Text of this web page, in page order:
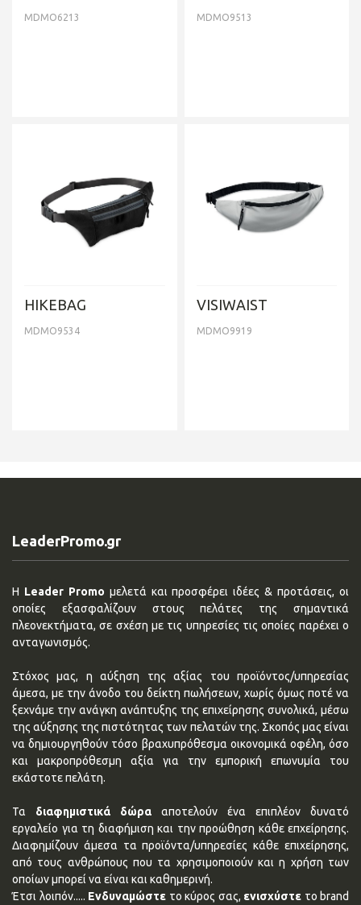
MDMO6213 MDMO9513
HIKEBAG
MDMO9534
VISIWAIST
MDMO9919
LeaderPromo.gr
Η Leader Promo μελετά και προσφέρει ιδέες & προτάσεις, οι
οποίες εξασφαλίζουν στους πελάτες της σημαντικά
πλεονεκτήματα, σε σχέση με τις υπηρεσίες τις οποίες παρέχει ο
ανταγωνισμός.
Στόχος μας, η αύξηση της αξίας του προϊόντος/υπηρεσίας
άμεσα, με την άνοδο του δείκτη πωλήσεων, χωρίς όμως ποτέ να
ξεχνάμε την ανάγκη ανάπτυξης της επιχείρησης συνολικά, μέσω
της αύξησης της πιστότητας των πελατών της. Σκοπός μας είναι
να δημιουργηθούν τόσο βραχυπρόθεσμα οικονομικά οφέλη, όσο
και μακροπρόθεσμη αξία για την εμπορική επωνυμία του
εκάστοτε πελάτη.
Τα διαφημιστικά δώρα αποτελούν ένα επιπλέον δυνατό
εργαλείο για τη διαφήμιση και την προώθηση κάθε επχείρησης.
Διαφημίζουν άμεσα τα προϊόντα/υπηρεσίες κάθε επιχείρησης,
από τους ανθρώπους που τα χρησιμοποιούν και η χρήση των
οποίων μπορεί να είναι και καθημερινή.
Έτσι λοιπόν..... Ενδυναμώστε το κύρος σας, ενισχύστε το brand